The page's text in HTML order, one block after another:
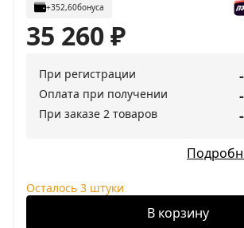
+352,60бонуса
35 260₽
При регистрации
Оплата при получении
При заказе 2 товаров
Осталось 3 штуки
В корзину